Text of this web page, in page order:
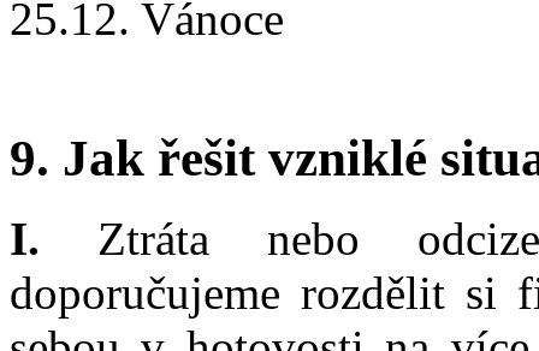
25.12. Vánoce
9. Jak řešit vzniklé
I. Ztráta nebo
doporučujeme rozdělit si